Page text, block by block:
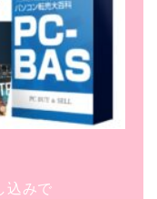
込みで